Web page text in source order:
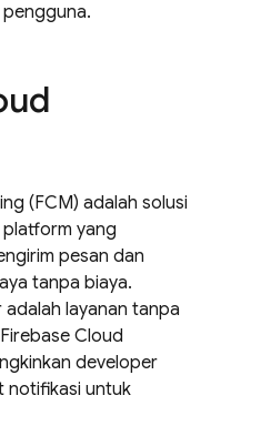
(FCM) adalah solusi
yang
pesan dan
tanpa biaya.
layanan tanpa
Firebase Cloud
developer
notifikasi untuk